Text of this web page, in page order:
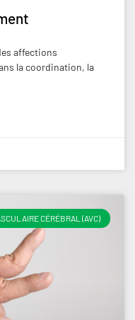
affections
la coordination, la
CÉRÉBRAL (AVC)